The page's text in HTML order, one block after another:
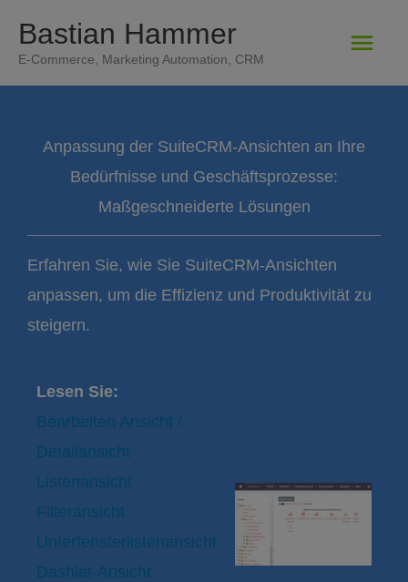
InhaltBastian Hammer
E-Commerce, Marketing Automation, CRM
Anpassung der SuiteCRM-Ansichten an Ihre
Bedürfnisse und Geschäftsprozesse:
Maßgeschneiderte Lösungen
Erfahren Sie, wie Sie SuiteCRM-Ansichten
anpassen, um die Effizienz und Produktivität zu
steigern.
Lesen Sie:
Bearbeiten Ansicht /
Detailansicht
Listenansicht
Filteransicht
Unterfensterlistenansicht
Dashlet-Ansicht